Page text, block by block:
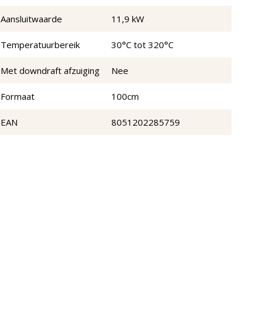
Aansluitwaarde 11,9 kW
Temperatuurbereik 30°C tot 320°C
Met downdraft afzuiging Nee
Formaat 100cm
EAN 8051202285759